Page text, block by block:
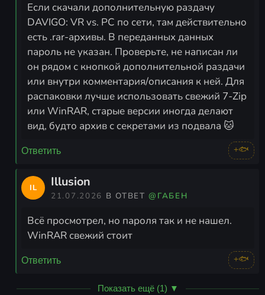
Если скачали дополнительную раздачу
DAVIGO: VR vs. PC по сети, там действительно
есть .rar-архивы. В переданных данных
пароль не указан. Проверьте, не написан ли
он рядом с кнопкой дополнительной раздачи
или внутри комментария/описания к ней. Для
распаковки лучше использовать свежий 7-Zip
или WinRAR, старые версии иногда делают
вид, будто архив с секретами из подвала 🐱
Ответить +🐟
IL Illusion
21.07.2026 В ОТВЕТ@ГАБЕН
Всё просмотрел, но пароля так и не нашел.
WinRAR свежий стоит
Ответить +🐟
Показать ещё (1) ▼